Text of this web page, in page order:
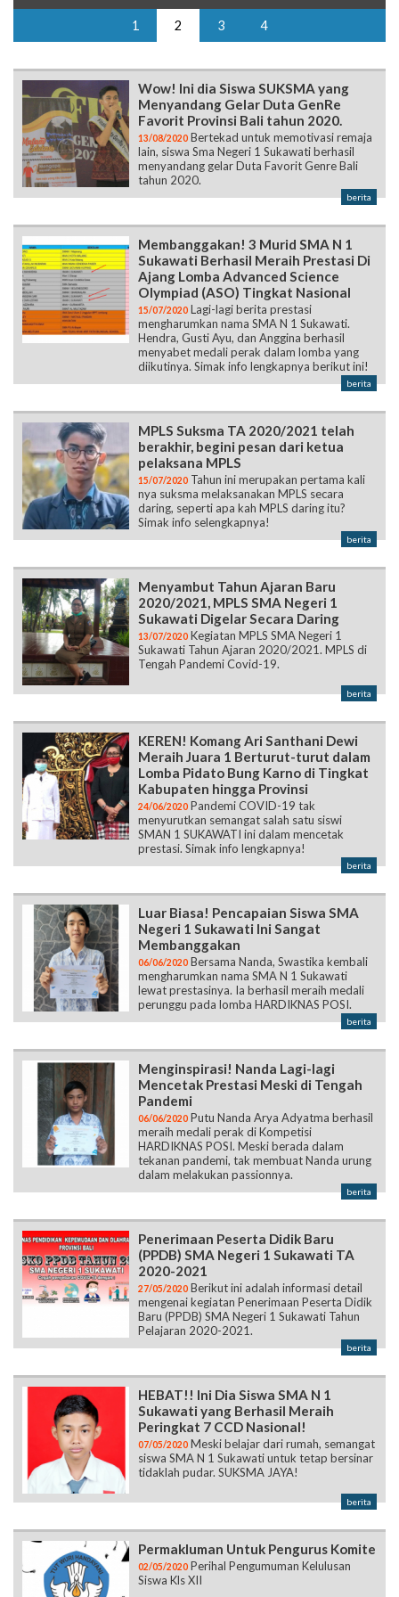
1 2 3 4
Wow! Ini dia Siswa SUKSMA yang
Menyandang Gelar Duta GenRe
Favorit Provinsi Bali tahun 2020.
13/08/2020 Bertekad untuk memotivasi remaja
lain, siswa Sma Negeri 1 Sukawati berhasil
menyandang gelar Duta Favorit Genre Bali
tahun 2020.
berita
Membanggakan! 3 Murid SMA N 1
Sukawati Berhasil Meraih Prestasi Di
Ajang Lomba Advanced Science
Olympiad (ASO) Tingkat Nasional
15/07/2020 Lagi-lagi berita prestasi
mengharumkan nama SMA N 1 Sukawati.
Hendra, Gusti Ayu, dan Anggina berhasil
menyabet medali perak dalam lomba yang
diikutinya. Simak info lengkapnya berikut ini!
berita
MPLS Suksma TA 2020/2021 telah
berakhir, begini pesan dari ketua
pelaksana MPLS
15/07/2020 Tahun ini merupakan pertama kali
nya suksma melaksanakan MPLS secara
daring, seperti apa kah MPLS daring itu?
Simak info selengkapnya!
berita
Menyambut Tahun Ajaran Baru
2020/2021, MPLS SMA Negeri 1
Sukawati Digelar Secara Daring
13/07/2020 Kegiatan MPLS SMA Negeri 1
Sukawati Tahun Ajaran 2020/2021. MPLS di
Tengah Pandemi Covid-19.
berita
KEREN! Komang Ari Santhani Dewi
Meraih Juara 1 Berturut-turut dalam
Lomba Pidato Bung Karno di Tingkat
Kabupaten hingga Provinsi
24/06/2020 Pandemi COVID-19 tak
menyurutkan semangat salah satu siswi
SMAN 1 SUKAWATI ini dalam mencetak
prestasi. Simak info lengkapnya!
berita
Luar Biasa! Pencapaian Siswa SMA
Negeri 1 Sukawati Ini Sangat
Membanggakan
06/06/2020 Bersama Nanda, Swastika kembali
mengharumkan nama SMA N 1 Sukawati
lewat prestasinya. Ia berhasil meraih medali
perunggu pada lomba HARDIKNAS POSI.
berita
Menginspirasi! Nanda Lagi-lagi
Mencetak Prestasi Meski di Tengah
Pandemi
06/06/2020 Putu Nanda Arya Adyatma berhasil
meraih medali perak di Kompetisi
HARDIKNAS POSI. Meski berada dalam
tekanan pandemi, tak membuat Nanda urung
dalam melakukan passionnya.
berita
Penerimaan Peserta Didik Baru
(PPDB) SMA Negeri 1 Sukawati TA
2020-2021
27/05/2020 Berikut ini adalah informasi detail
mengenai kegiatan Penerimaan Peserta Didik
Baru (PPDB) SMA Negeri 1 Sukawati Tahun
Pelajaran 2020-2021.
berita
HEBAT!! Ini Dia Siswa SMA N 1
Sukawati yang Berhasil Meraih
Peringkat 7 CCD Nasional!
07/05/2020 Meski belajar dari rumah, semangat
siswa SMA N 1 Sukawati untuk tetap bersinar
tidaklah pudar. SUKSMA JAYA!
berita
Permakluman Untuk Pengurus Komite
02/05/2020 Perihal Pengumuman Kelulusan
Siswa Kls XII